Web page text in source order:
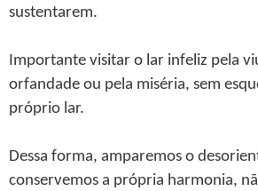
sustentarem.
Importante visitar o lar infeliz pela
orfandade ou pela miséria, sem
próprio lar.
Dessa forma, amparemos o
conservemos a própria harmonia,